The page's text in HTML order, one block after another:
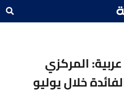
استطلاع لـ CNBC عربية: المركزي
خلال يوليو